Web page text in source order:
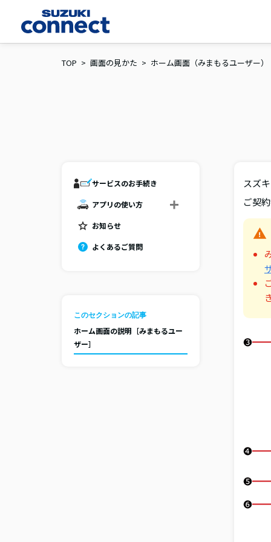
TOP 画面の見かた ホーム画面（みまもるユーザー）
サービスのお手続き
アプリの使い方
お知らせ
よくあるご質問
このセクションの記事
ホーム画面の説明［みまもるユー
ザー］
スズ
ご契